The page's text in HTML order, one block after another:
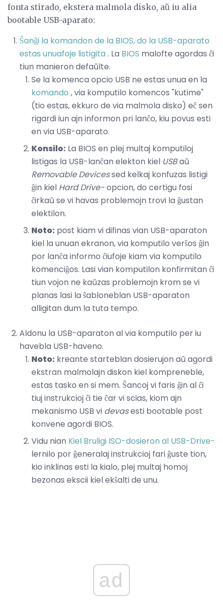
fonta stirado, ekstera malmola disko, aŭ iu alia
bootable USB-aparato:
Ŝanĝi la komandon de la BIOS, do la USB-aparato
estas unuafoje listigita. La BIOS malofte agordas ĉi
tiun manieron defaŭlte.
Se la komenca opcio USB ne estas unua en la
komando , via komputilo komencos "kutime"
(tio estas, ekkuro de via malmola disko) eĉ sen
rigardi iun ajn informon pri lanĉo, kiu povus esti
en via USB-aparato.
Konsilo: La BIOS en plej multaj komputiloj
listigas la USB-lanĉan elekton kiel USBaŭ
Removable Devicessed kelkaj konfuzas listigi
ĝin kiel Hard Drive-opcion, do certigu fosi
ĉirkaŭ se vi havas problemojn trovi la ĝustan
elektilon.
Noto: post kiam vi difinas vian USB-aparaton
kiel la unuan ekranon, via komputilo verŝos ĝin
por lanĉa informo ĉiufoje kiam via komputilo
komenciĝos. Lasi vian komputilon konfirmitan ĉi
tiun vojon ne kaŭzas problemojn krom se vi
planas lasi la ŝabloneblan USB-aparaton
alligitan dum la tuta tempo.
Aldonu la USB-aparaton al via komputilo per iu
havebla USB-haveno.
Noto: kreante starteblan dosierujon aŭ agordi
ekstran malmolajn diskon kiel kompreneble,
estas tasko en si mem. Ŝancoj vi faris ĝin al ĉi
tiuj instrukcioj ĉi tie ĉar vi scias, kiom ajn
mekanismo USB vi devasesti bootable post
konvene agordi BIOS.
Vidu nian Kiel Bruligi ISO-dosieron al USB-Drive-
lernilo por ĝeneralaj instrukcioj fari ĝuste tion,
kio inklinas esti la kialo, plej multaj homoj
bezonas ekscii kiel ekŝalti de unu.
ad